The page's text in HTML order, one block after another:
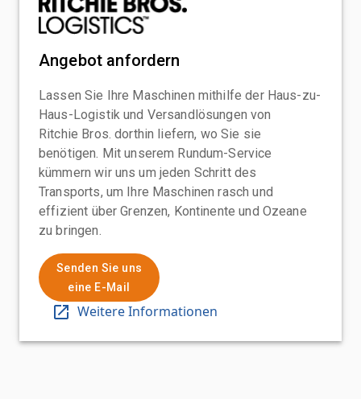
Angebot anfordern
Lassen Sie Ihre Maschinen mithilfe der Haus-zu-
Haus-Logistik und Versandlösungen von
Ritchie Bros. dorthin liefern, wo Sie sie
benötigen. Mit unserem Rundum-Service
kümmern wir uns um jeden Schritt des
Transports, um Ihre Maschinen rasch und
effizient über Grenzen, Kontinente und Ozeane
zu bringen.
Senden Sie uns
eine E-Mail
Weitere Informationen